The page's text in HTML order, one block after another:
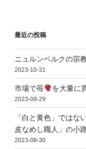
最近の投稿
ニュルンベルクの宗
2023-10-31
市場で苺 を大量に
2023-09-29
「白と黄色」では
皮なめし職人」の小
2023-08-30